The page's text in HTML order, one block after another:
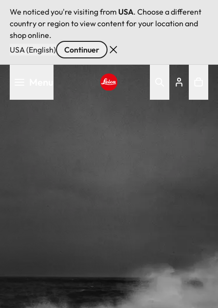
We noticed you're visiting from USA. Choose a different
country or region to view content for your location and
shop online.
USA (English)
Continuer